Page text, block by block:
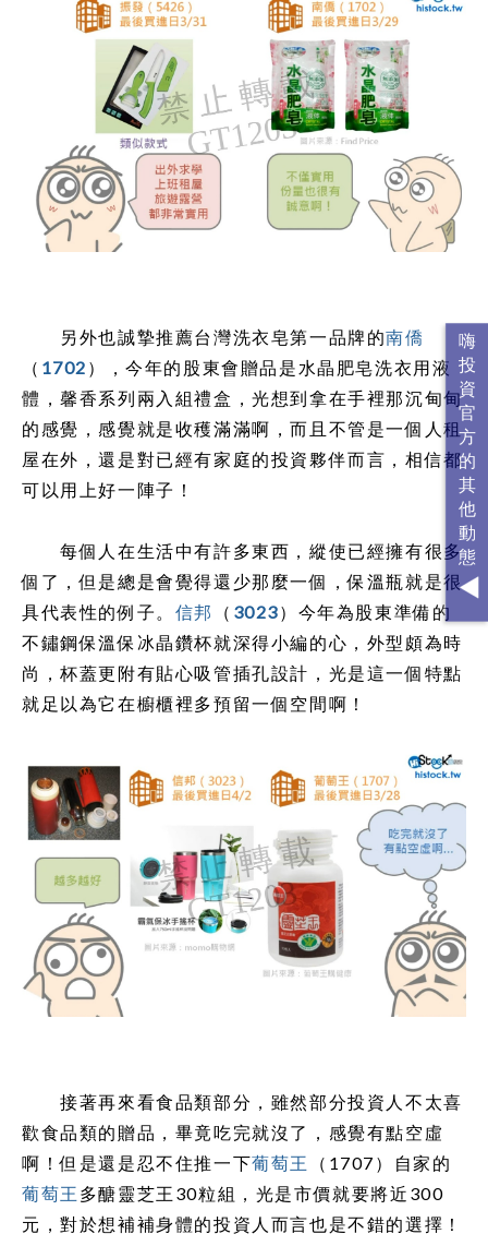
另外也誠摯推薦台灣洗衣皂第一品牌的南僑
（ 1702 ），今年的股東會贈品是水晶肥皂洗衣用液
體，馨香系列兩入組禮盒，光想到拿在手裡那沉甸甸
的感覺，感覺就是收穫滿滿啊，而且不管是一個人租
屋在外，還是對已經有家庭的投資夥伴而言，相信都
可以用上好一陣子！
每個人在生活中有許多東西，縱使已經擁有很多
個了，但是總是會覺得還少那麼一個，保溫瓶就是很
具代表性的例子。 信邦 （ 3023）今年為股東準備的
不鏽鋼保溫保冰晶鑽杯就深得小編的心，外型頗為時
尚，杯蓋更附有貼心吸管插孔設計，光是這一個特點
就足以為它在櫥櫃裡多預留一個空間啊！
接著再來看食品類部分，雖然部分投資人不太喜
歡食品類的贈品，畢竟吃完就沒了，感覺有點空虛
啊！但是還是忍不住推一下葡萄王
（1707）自家的
葡萄王 多醣靈芝王30粒組，光是市價就要將近300
元，對於想補補身體的投資人而言也是不錯的選擇！